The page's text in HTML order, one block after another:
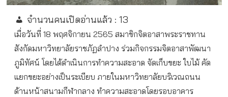
จำนวนคนเปิดอ่านแล้ว : 13
เมื่อวันที่ 18 พฤศจิกายน 2565 สมาชิกจิตอาสาพระราชทาน
สังกัดมหาวิทยาลัยราชภัฏลำปาง ร่วมกิจกรรมจิตอาสาพัฒนา
ภูมิทัศน์ โดยได้ดำเนินการทำความสะอาด จัดเก็บขยะ ใบไม้ คัด
แยกขยะอย่างเป็นระเบียบ ภายในมหาวิทยาลัยบริเวณถนน
ด้านหน้าสนามกีฬากลาง ทำความสะอาดโดยรอบอาคาร